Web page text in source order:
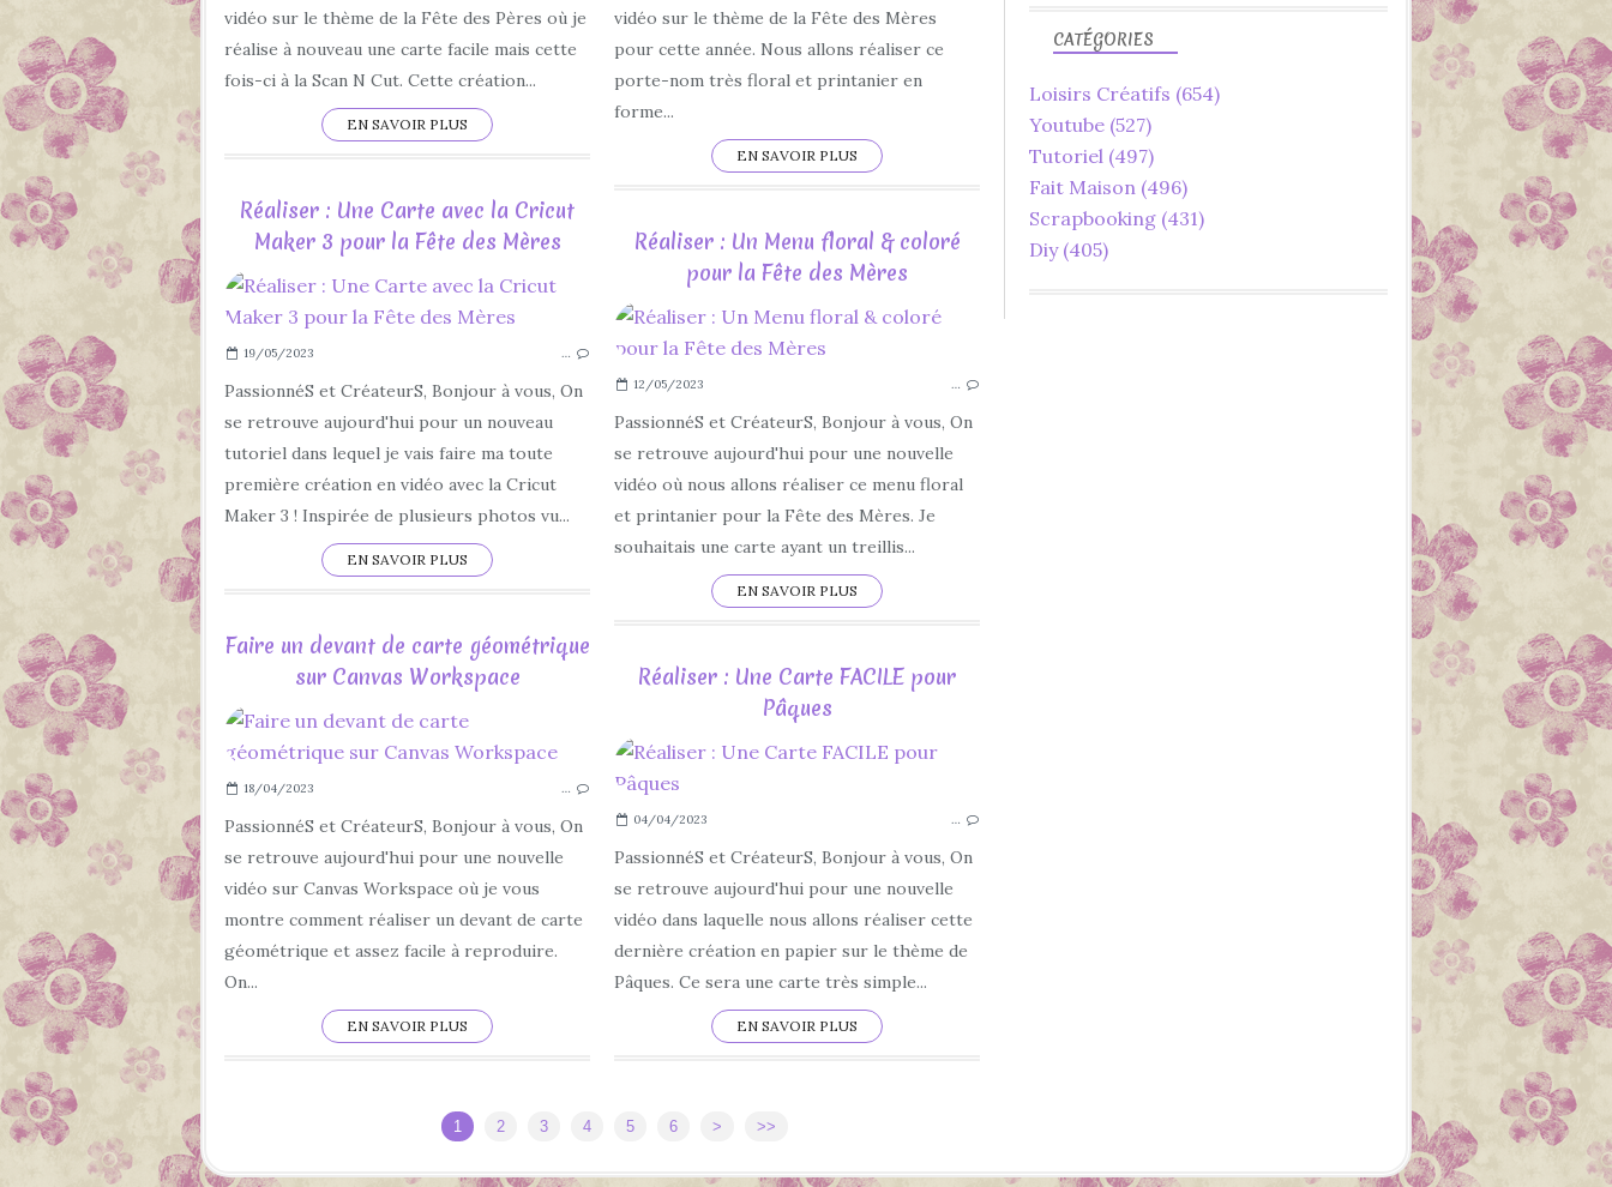
FACILE
TUTORIEL
YOUTUBE
vidéo sur le thème de la Fête des Pères où je
réalise à nouveau une carte facile mais cette
fois-ci à la Scan N Cut. Cette création...
EN SAVOIR PLUS
FÊTE DES MÈRES
vidéo sur le thème de la Fête des Mères
pour cette année. Nous allons réaliser ce
porte-nom très floral et printanier en
forme...
EN SAVOIR PLUS
Réaliser : Une Carte avec la Cricut
Maker 3 pour la Fête des Mères
LOISIRS CRÉATIFS
ORIGINAL
CRICUT
CRICUT DESIGN SPACE
CRICUT MAKER 3
TUTORIEL
19/05/2023 …
PassionnéS et CréateurS, Bonjour à vous, On
se retrouve aujourd'hui pour un nouveau
tutoriel dans lequel je vais faire ma toute
première création en vidéo avec la Cricut
Maker 3 ! Inspirée de plusieurs photos vu...
EN SAVOIR PLUS
Réaliser : Un Menu floral & coloré
pour la Fête des Mères
12/05/2023 …
PassionnéS et CréateurS, Bonjour à vous, On
se retrouve aujourd'hui pour une nouvelle
vidéo où nous allons réaliser ce menu floral
et printanier pour la Fête des Mères. Je
souhaitais une carte ayant un treillis...
EN SAVOIR PLUS
Faire un devant de carte géométrique
sur Canvas Workspace
BROTHER
DIY
LOISIRS CRÉATIFS
FACILE
CARTERIE
APPRENDRE
18/04/2023 …
PassionnéS et CréateurS, Bonjour à vous, On
se retrouve aujourd'hui pour une nouvelle
vidéo sur Canvas Workspace où je vous
montre comment réaliser un devant de carte
géométrique et assez facile à reproduire.
On...
EN SAVOIR PLUS
Réaliser : Une Carte FACILE pour
Pâques
04/04/2023 …
PassionnéS et CréateurS, Bonjour à vous, On
se retrouve aujourd'hui pour une nouvelle
vidéo dans laquelle nous allons réaliser cette
dernière création en papier sur le thème de
Pâques. Ce sera une carte très simple...
EN SAVOIR PLUS
1 2 3 4 5 6 > >>
CATÉGORIES
Loisirs Créatifs (654)
Youtube (527)
Tutoriel (497)
Fait Maison (496)
Scrapbooking (431)
Diy(405)